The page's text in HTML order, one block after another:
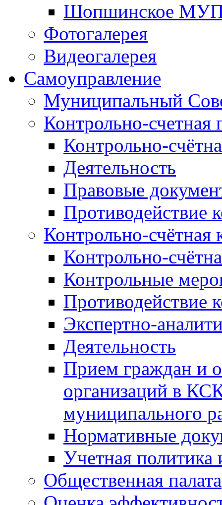
Шопшинское
Фотогалерея
Видеогалерея
Самоуправление
Муниципальный
Контрольно-счетная
Контрольно-
Деятельность
Правовые
Противодействие
Контрольно-счётная
Контрольно-
Контрольные
Противодействие
Экспертно-
Деятельность
Прием граждан и
организаций в
муниципального
Нормативные
Учетная политика
Общественная палата